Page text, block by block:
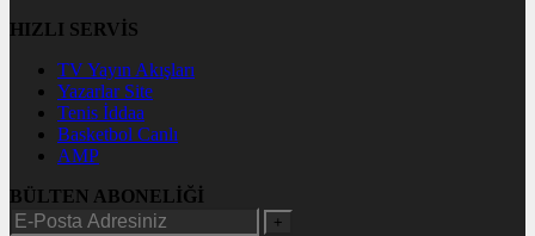
HIZLI SERVİS
TV Yayın Akışları
Yazarlar Site
Tenis İddaa
Basketbol Canlı
AMP
BÜLTEN ABONELİĞİ
+